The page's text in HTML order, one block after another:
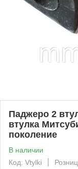
Паджеро 2
втулка
поколение
В наличии
Код: Vtylki